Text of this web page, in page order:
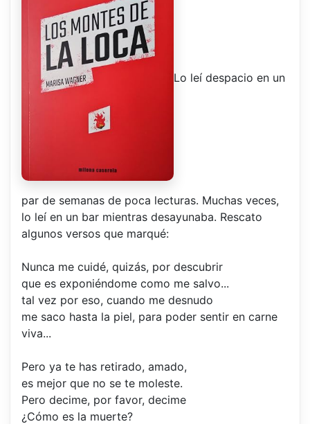
Lo leí despacio en un
par de semanas de poca lecturas. Muchas veces,
lo leí en un bar mientras desayunaba. Rescato
algunos versos que marqué:
Nunca me cuidé, quizás, por descubrir
que es exponiéndome como me salvo...
tal vez por eso, cuando me desnudo
me saco hasta la piel, para poder sentir en carne
viva...
Pero ya te has retirado, amado,
es mejor que no se te moleste.
Pero decime, por favor, decime
¿Cómo es la muerte?